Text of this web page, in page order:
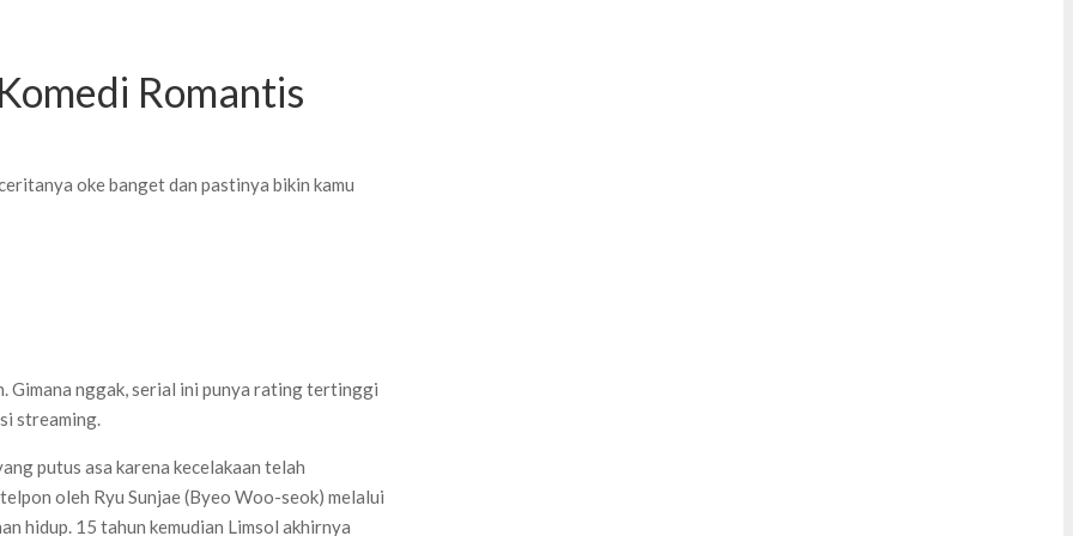
Romantis
oke banget dan pastinya bikin kamu
Gimana nggak, serial ini punya rating tertinggi
streaming.
putus asa karena kecelakaan telah
oleh Ryu Sunjae (Byeo Woo-seok) melalui
hidup. 15 tahun kemudian Limsol akhirnya